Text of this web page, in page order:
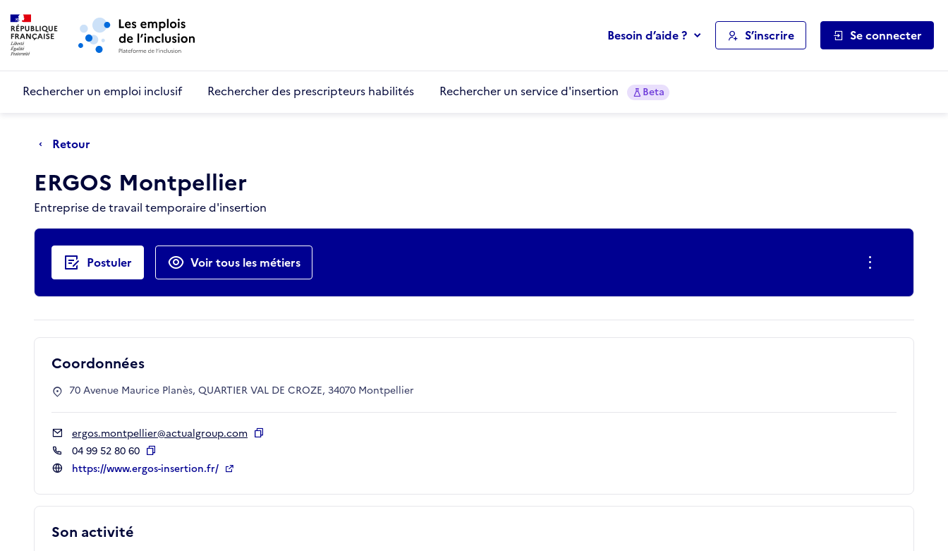
Aller au menu principal
Besoin d’aide ? S’inscrire Se connecter
Rechercher un emploi inclusif Rechercher des prescripteurs habilités Rechercher un service d'insertion Beta
Retour
ERGOS Montpellier
Entreprise de travail temporaire d'insertion
Actions rapides
Postuler Voir tous les métiers
Son activité
Coordonnées
70 Avenue Maurice Planès, QUARTIER VAL DE CROZE, 34070 Montpellier
ergos.montpellier@actualgroup.com
04 99 52 80 60
Copier
https://www.ergos-insertion.fr/